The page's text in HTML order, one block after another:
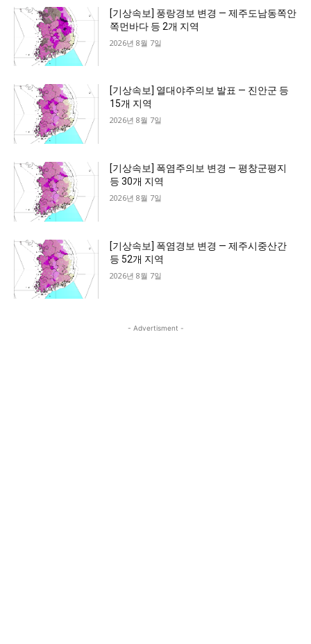
[기상속보] 풍랑경보 변경 — 제주도남동쪽안
쪽먼바다 등 2개 지역
2026년 8월 7일
[기상속보] 열대야주의보 발표 — 진안군 등
15개 지역
2026년 8월 7일
[기상속보] 폭염주의보 변경 — 평창군평지
등 30개 지역
2026년 8월 7일
[기상속보] 폭염경보 변경 — 제주시중산간
등 52개 지역
2026년 8월 7일
- Advertisment -